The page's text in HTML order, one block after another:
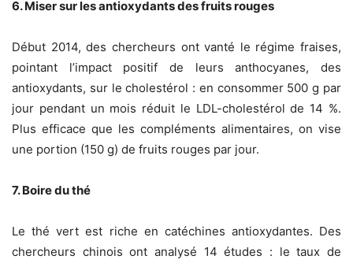
6. Miser sur les antioxydants des fruits rouges
Début 2014, des chercheurs ont vanté le régime fraises,
pointant l’impact positif de leurs anthocyanes, des
antioxydants, sur le cholestérol : en consommer 500 g par
jour pendant un mois réduit le LDL-cholestérol de 14 %.
Plus efficace que les compléments alimentaires, on vise
une portion (150 g) de fruits rouges par jour.
7. Boire du thé
Le thé vert est riche en catéchines antioxydantes. Des
chercheurs chinois ont analysé 14 études : le taux de